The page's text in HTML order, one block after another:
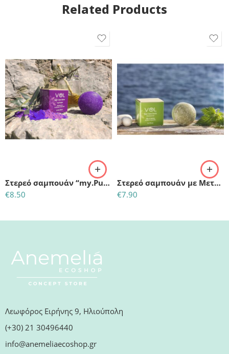
Related Products
Στερεό σαμπουάν “my.Purple”-silver για ξανθά και γκρίζα μαλλιά
€8.50
Στερεό σαμπουάν με Μετάξι & Τσουκνίδα
€7.90
Λεωφόρος Ειρήνης 9, Ηλιούπολη
(+30) 21 30496440
info@anemeliaecoshop.gr